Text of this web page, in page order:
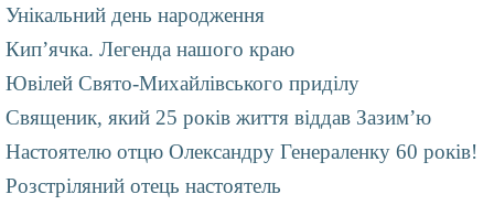
Унiкальний день народження
Кип’ячка. Легенда нашого краю
Ювілей Свято-Михайлівського приділу
Священик, який 25 років життя віддав Зазим’ю
Настоятелю отцю Олександру Генераленку 60 років!
Розстрiляний отець настоятель